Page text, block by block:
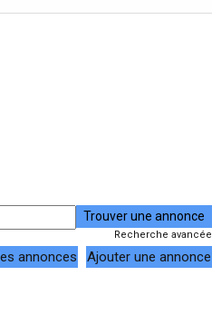
Recherche avancée
annonces Ajouter une annonce